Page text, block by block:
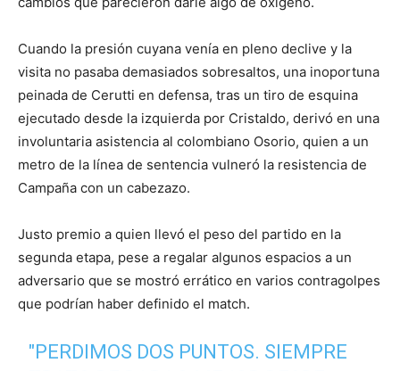
Cuando la presión cuyana venía en pleno declive y la
visita no pasaba demasiados sobresaltos, una inoportuna
peinada de Cerutti en defensa, tras un tiro de esquina
ejecutado desde la izquierda por Cristaldo, derivó en una
involuntaria asistencia al colombiano Osorio, quien a un
metro de la línea de sentencia vulneró la resistencia de
Campaña con un cabezazo.
Justo premio a quien llevó el peso del partido en la
segunda etapa, pese a regalar algunos espacios a un
adversario que se mostró errático en varios contragolpes
que podrían haber definido el match.
"PERDIMOS DOS PUNTOS. SIEMPRE